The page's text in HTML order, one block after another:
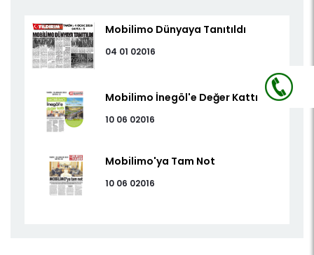
Mobilimo Dünyaya Tanıtıldı
04 01 02016
Mobilimo İnegöl'e Değer Kattı
10 06 02016
Mobilimo'ya Tam Not
10 06 02016